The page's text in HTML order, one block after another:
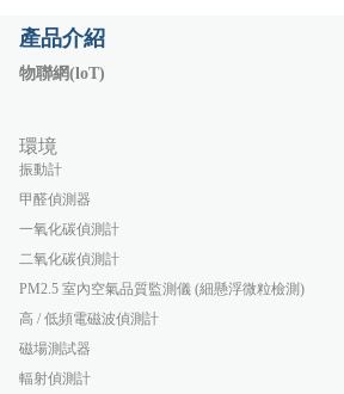
產品介紹
物聯網(loT)
環境
振動計
甲醛偵測器
一氧化碳偵測計
二氧化碳偵測計
PM2.5 室內空氣品質監測儀 (細懸浮微粒檢測)
高 / 低頻電磁波偵測計
磁場測試器
輻射偵測計